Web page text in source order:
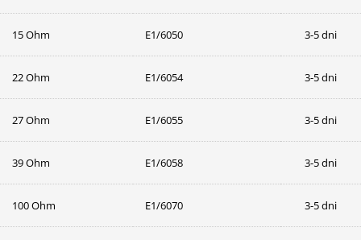
15 Ohm E1/6050 3-5 dni
22 Ohm E1/6054 3-5 dni
27 Ohm E1/6055 3-5 dni
39 Ohm E1/6058 3-5 dni
100 Ohm E1/6070 3-5 dni